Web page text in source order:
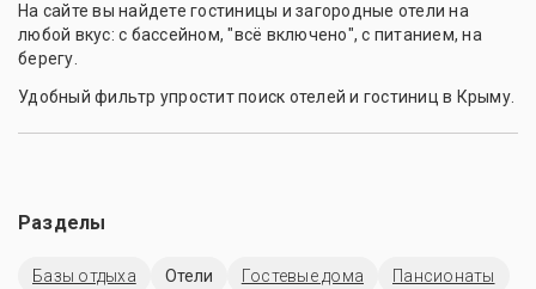
На сайте вы найдете гостиницы и загородные отели на
любой вкус: с бассейном, "всё включено", с питанием, на
берегу.
Удобный фильтр упростит поиск отелей и гостиниц в Крыму.
Разделы
Базы отдыха Отели Гостевые дома
Пансионаты